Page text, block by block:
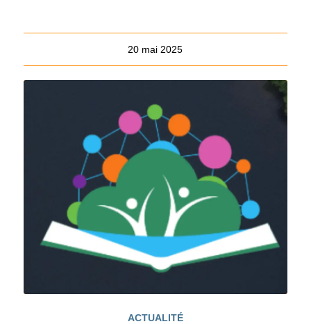
20 mai 2025
ACTUALITÉ